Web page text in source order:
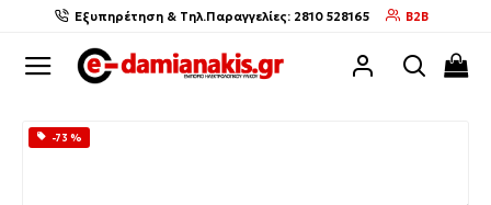
Εξυπηρέτηση & Τηλ.Παραγγελίες: 2810 528165 B2B
-73 %